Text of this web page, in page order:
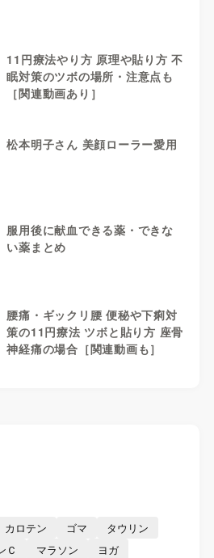
11円療法やり方 原理や貼り方 不
眠対策のツボの場所・注意点も
［関連動画あり］
松本明子さん 美顔ローラー愛用
服用後に献血できる薬・できな
い薬まとめ
腰痛・ギックリ腰 便秘や下痢対
策の11円療法 ツボと貼り方 座骨
神経痛の場合［関連動画も］
カロテン ゴマ
タウリン
Ｃ マラソン
ヨガ